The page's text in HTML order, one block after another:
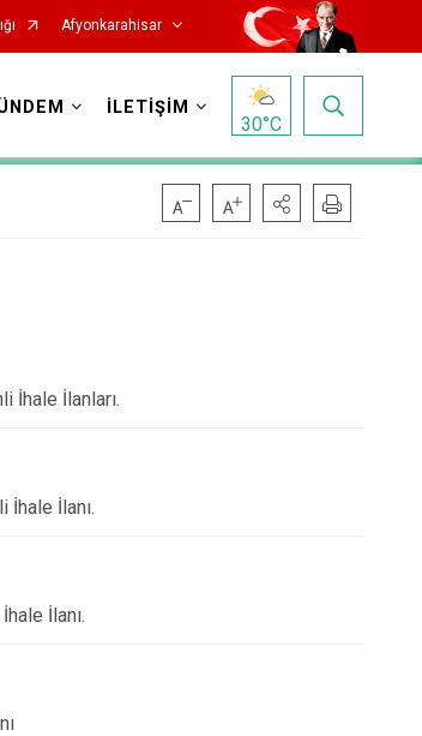
Afyonkarahisar
Sandıklı
Sinanpaşa
İLETİŞİM
30°C
İhale İlanları.
İlanı.
İlanı.